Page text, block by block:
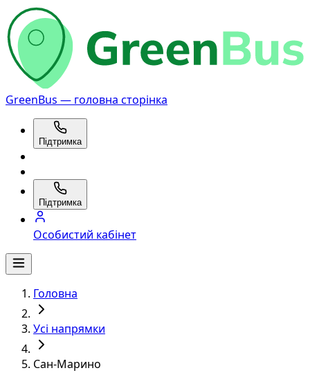
GreenBus — головна сторінка
Підтримка
Підтримка
Особистий кабінет
Головна
Усі напрямки
Сан-Марино